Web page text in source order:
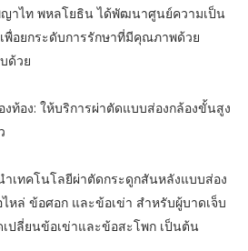
ญาไท พหลโยธิน ได้พัฒนาศูนย์ความเป็น
พื่อยกระดับการรักษาที่มีคุณภาพด้วย
ด้วย
อง: ให้บริการผ่าตัดแบบส่องกล้องขั้นสูง
เทคโนโลยีผ่าตัดกระดูกสันหลังแบบส่อง
หล่ ข้อศอก และข้อเข่า สำหรับผู้บาดเจ็บ
เปลี่ยนข้อเข่าและข้อสะโพก เป็นต้น